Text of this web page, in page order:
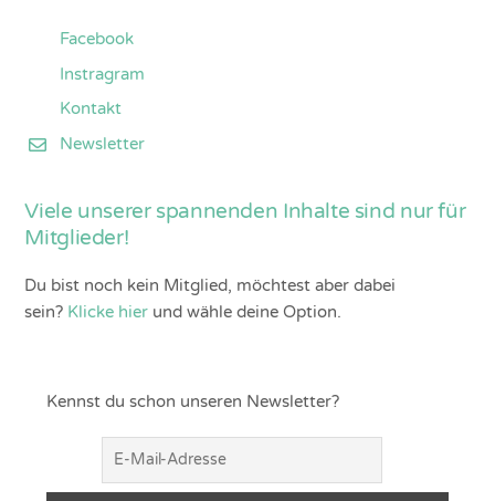
Facebook
Instragram
Kontakt
Newsletter
Viele unserer spannenden Inhalte sind nur für
Mitglieder!
Du bist noch kein Mitglied, möchtest aber dabei
sein? Klicke hier und wähle deine Option.
Kennst du schon unseren Newsletter?